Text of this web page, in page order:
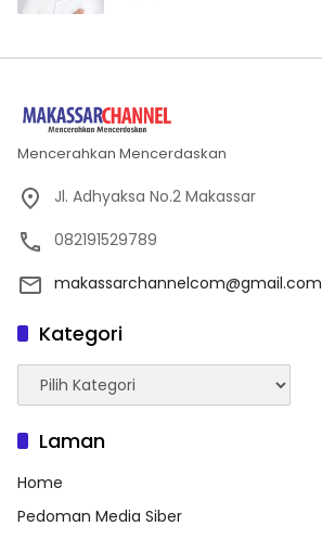
Mencerahkan Mencerdaskan
Jl. Adhyaksa No.2 Makassar
082191529789
makassarchannelcom@gmail.com
Kategori
Kategori
Laman
Home
Pedoman Media Siber